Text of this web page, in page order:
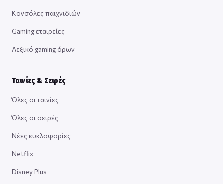
Κονσόλες παιχνιδιών
Gaming εταιρείες
Λεξικό gaming όρων
Ταινίες & Σειρές
Όλες οι ταινίες
Όλες οι σειρές
Νέες κυκλοφορίες
Netflix
Disney Plus